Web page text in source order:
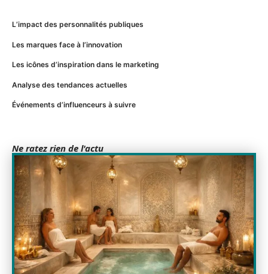
L’impact des personnalités publiques
Les marques face à l’innovation
Les icônes d’inspiration dans le marketing
Analyse des tendances actuelles
Événements d’influenceurs à suivre
Ne ratez rien de l'actu